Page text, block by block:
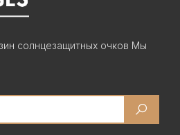
солнцезащитных очков Мы